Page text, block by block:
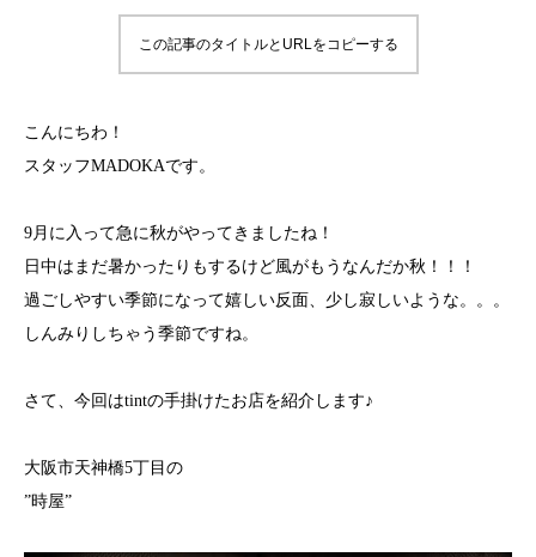
この記事のタイトルとURLをコピーする
こんにちわ！
スタッフMADOKAです。
9月に入って急に秋がやってきましたね！
日中はまだ暑かったりもするけど風がもうなんだか秋！！！
過ごしやすい季節になって嬉しい反面、少し寂しいような。。。
しんみりしちゃう季節ですね。
さて、今回はtintの手掛けたお店を紹介します♪
大阪市天神橋5丁目の
”時屋”